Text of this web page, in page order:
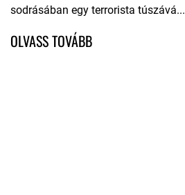
sodrásában egy terrorista túszává...